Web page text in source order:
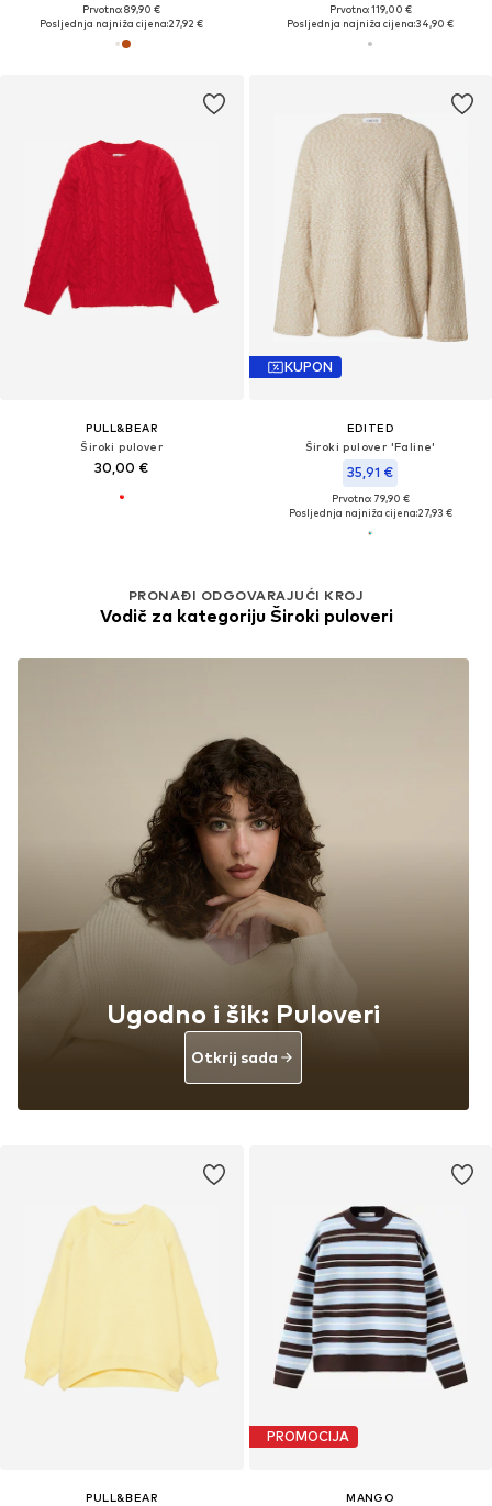
Prvotno: 89,90 €
Posljednja najniža cijena:27,92 €
Prvotno: 119,00 €
Posljednja najniža cijena:34,90 €
PULL&BEAR
Široki pulover
30,00 €
KUPON
EDITED
Široki pulover 'Faline'
35,91 €
Prvotno: 79,90 €
Posljednja najniža cijena:27,93 €
PULL&BEAR
PROMOCIJA
MANGO
PRONAĐI ODGOVARAJUĆI KROJ
Vodič za kategoriju Široki puloveri
Ugodno i šik: Puloveri
Otkrij sada